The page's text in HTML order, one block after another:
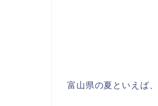
富山県の夏といえば